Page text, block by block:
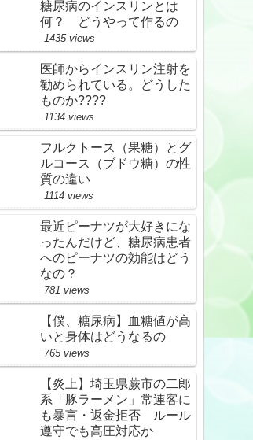
糖尿病のインスリンとは
何？ どうやって作るの
1435 views
医師からインスリン注射を
勧められている。どうした
ものか????
1134 views
フルクトース（果糖）とグ
ルコース（ブドウ糖）の性
質の違い
1114 views
最近ピーナツが大好きにな
ったんだけど、糖尿病患者
へのピーナツの効能はどう
なの？
781 views
【僕、糖尿病】血糖値が高
いと身体はどうなるの
765 views
【炎上】埼玉県蕨市の二郎
系「豚ラーメン」常連客に
も暴言・返金拒否 ルール
遵守でも高圧対応か